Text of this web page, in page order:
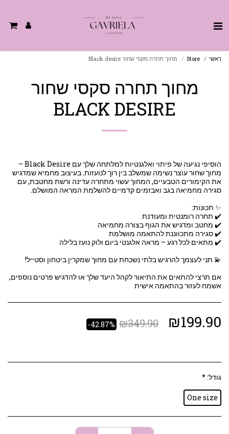
ראשי Store מחוך תחרה סקסי שחור Black desire
מחוך תחרה סקסי שחור
BLACK DESIRE
הוסיפי נגיעה של פיתוי ואלגנטיות למלתחה שלך עם Black Desire –
מחוך שחור עוצר נשימה שמשלב בין רוך לנועזות. בעיצוב מחמיא שמדגיש
את הקימורים הטבעיים, המחוך עשוי מתחרה עדינה ורשת מחטבת, עם
אם תרצי להתאים את התיאור לקהל היעד שלך או להדגיש פרטים נוספים,
אשמח לעזור בהתאמה אישית
₪199.90
₪349.90
-42.87%
גודל:*
One size